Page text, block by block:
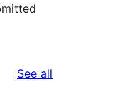
See all